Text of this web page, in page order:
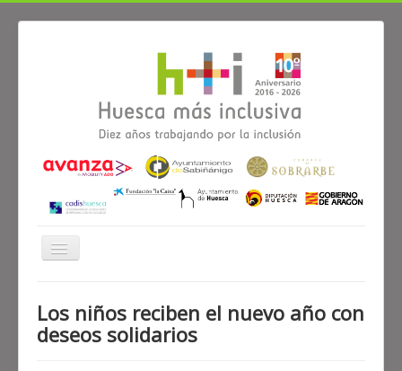
Cambiar
navegación
Noticias Alianzas Participa
Los niños reciben el nuevo año con
deseos solidarios